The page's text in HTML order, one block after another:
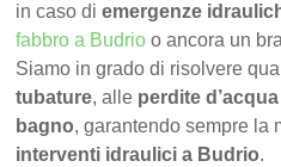
in caso diemergenze
fabbro a Budrio o ancora un
Siamo in grado di risolvere
tubature, alle perdite d’acqua
bagno, garantendo sempre la
interventi idraulici a Budrio.